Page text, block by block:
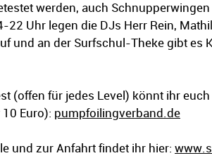
werden, auch
22 Uhr legen die DJs Herr Rein,
und an der Surfschul-Theke gibt es
(offen für jedes Level) könnt ihr
Euro): pumpfoilingverband.de
und zur Anfahrt findet ihr hier: